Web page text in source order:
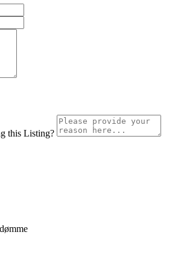
this Listing?